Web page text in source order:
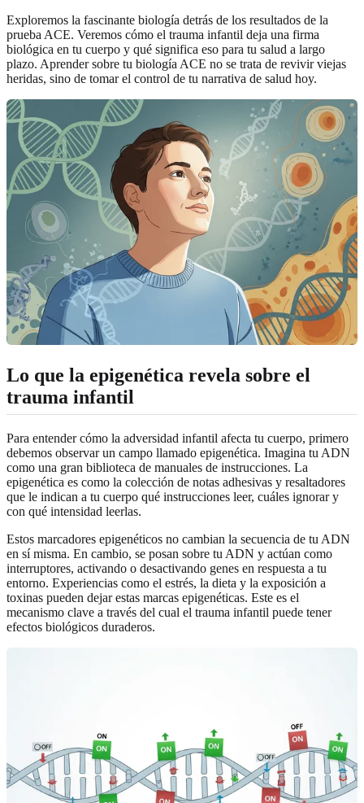
Exploremos la fascinante biología detrás de los resultados de la
prueba ACE. Veremos cómo el trauma infantil deja una firma
biológica en tu cuerpo y qué significa eso para tu salud a largo
plazo. Aprender sobre tu biología ACE no se trata de revivir viejas
heridas, sino de tomar el control de tu narrativa de salud hoy.
Lo que la epigenética revela sobre el
trauma infantil
Para entender cómo la adversidad infantil afecta tu cuerpo, primero
debemos observar un campo llamado epigenética. Imagina tu ADN
como una gran biblioteca de manuales de instrucciones. La
epigenética es como la colección de notas adhesivas y resaltadores
que le indican a tu cuerpo qué instrucciones leer, cuáles ignorar y
con qué intensidad leerlas.
Estos marcadores epigenéticos no cambian la secuencia de tu ADN
en sí misma. En cambio, se posan sobre tu ADN y actúan como
interruptores, activando o desactivando genes en respuesta a tu
entorno. Experiencias como el estrés, la dieta y la exposición a
toxinas pueden dejar estas marcas epigenéticas. Este es el
mecanismo clave a través del cual el trauma infantil puede tener
efectos biológicos duraderos.